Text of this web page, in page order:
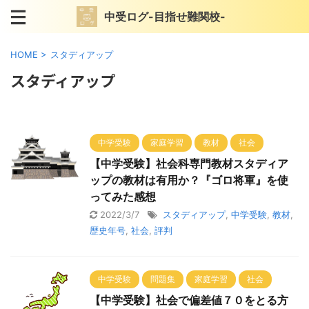
中受ログ-目指せ難関校-
HOME > スタディアップ
スタディアップ
中学受験 家庭学習 教材 社会
【中学受験】社会科専門教材スタディア
ップの教材は有用か？『ゴロ将軍』を使
ってみた感想
2022/3/7 スタディアップ, 中学受験 教材
歴史年号 社会 評判
中学受験 問題集 家庭学習 社会
【中学受験】社会で偏差値７０をとる方